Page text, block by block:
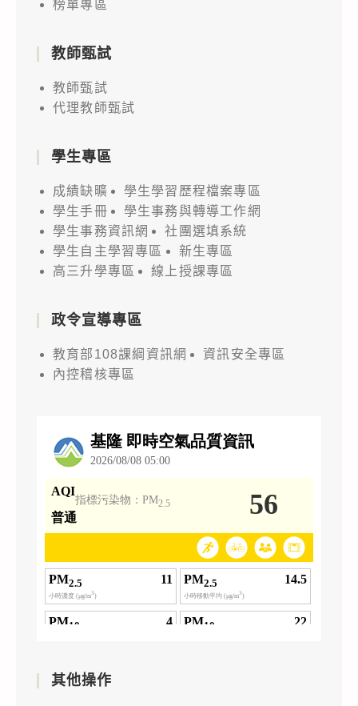
榜單專區
教師甄試
教師甄試
代理教師甄試
學生專區
成績缺曠
學生學習歷程檔案專區
學生手冊
學生事務與轉導工作網
學生事務資訊網
社團選填系統
學生自主學習專區
新生專區
高三升學專區
線上授課專區
政令宣導專區
教育部108課綱資訊網
資訊安全專區
內控稽核專區
其他操作